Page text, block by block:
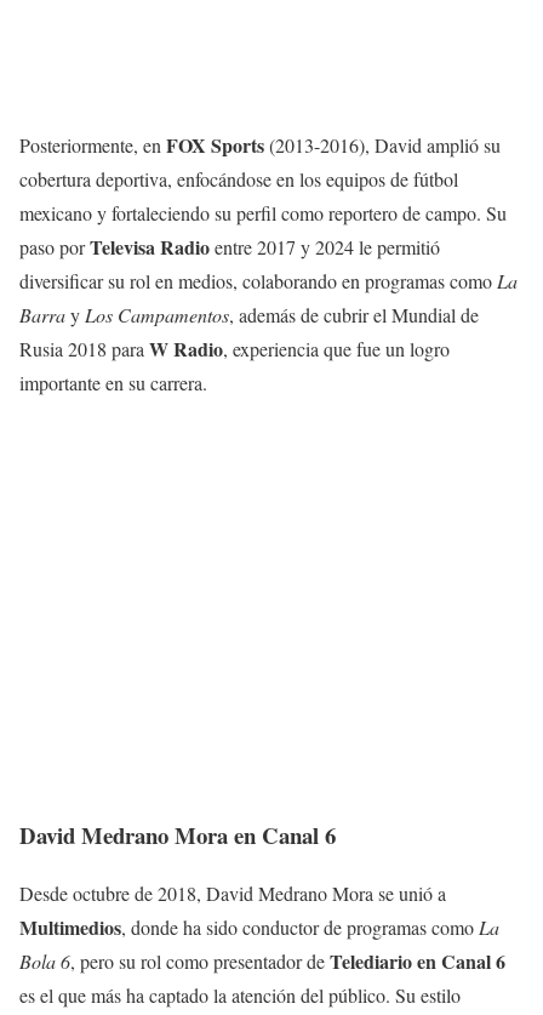
Posteriormente, en FOX Sports(2013-2016), David amplió su
cobertura deportiva, enfocándose en los equipos de fútbol
mexicano y fortaleciendo su perfil como reportero de campo. Su
paso porTelevisa Radioentre 2017 y 2024 le permitió
diversificar su rol en medios, colaborando en programas como La
Barray Los Campamentos, además de cubrir el Mundial de
Rusia 2018 para W Radio, experiencia que fue un logro
importante en su carrera.
David Medrano Mora en Canal 6
Desde octubre de 2018, David Medrano Mora se unió a
Multimedios, donde ha sido conductor de programas comoLa
Bola 6, pero su rol como presentador deTelediario en Canal 6
es el que más ha captado la atención del público. Su estilo